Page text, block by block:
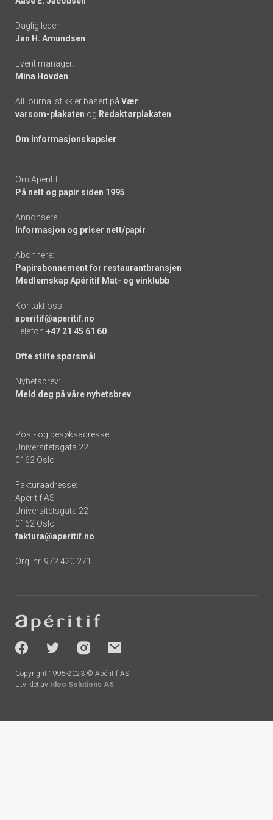
-
links
Daglig leder:
Jan H. Amundsen
Event manager:
Mina Hovden
All journalistikk er basert på Vær
varsom-plakaten og Redaktørplakaten
Om informasjonskapsler
Om Apéritif:
På nett og papir siden 1995
Annonsere:
Informasjon og priser nett/papir
Abonnere:
Papirabonnement for restaurantbransjen
Medlemskap Apéritif Mat- og vinklubb
Kontakt oss:
aperitif@aperitif.no
Telefon +47 21 45 61 60
Ofte stilte spørsmål
Nyhetsbrev:
Meld deg på våre nyhetsbrev
Post- og besøksadresse:
Universitetsgata 22
0162 Oslo
Fakturaadresse:
Apéritif AS
Universitetsgata 22
0162 Oslo
faktura@aperitif.no
Org. nr. 972 420 271
-
socials
Copyright 1995-2023 © Apéritif AS
Utviklet av Ideo Solutions AS